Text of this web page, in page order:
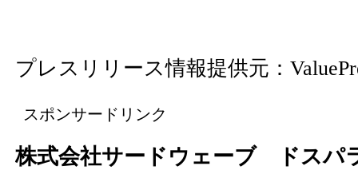
プレスリリース情報提供元：
スポンサードリンク
株式会社サードウェーブ ドスパ